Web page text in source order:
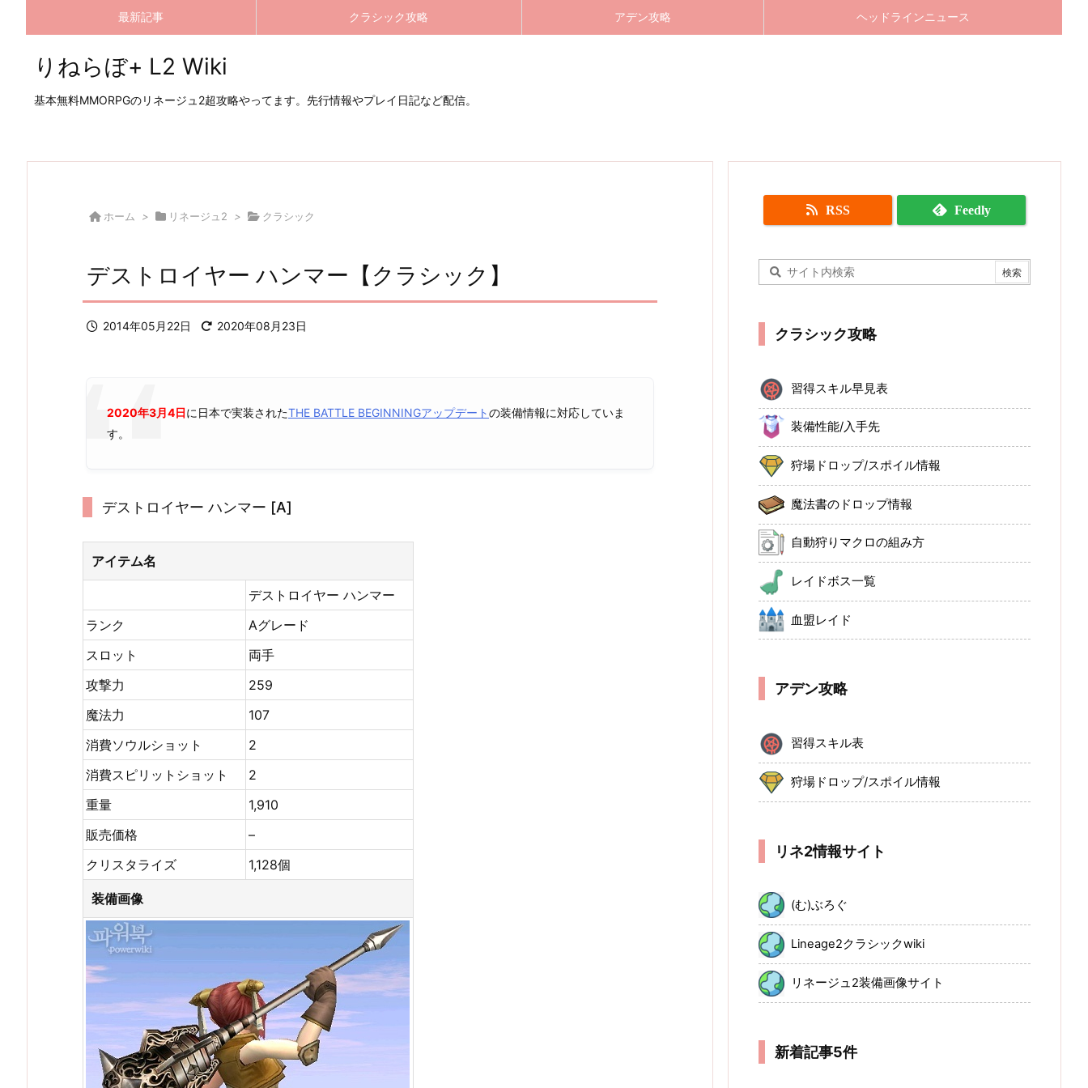
最新記事 クラシック攻略 アデン攻略 ヘッドラインニュース
りねらぼ+ L2 Wiki
基本無料MMORPGのリネージュ2超攻略やってます。先行情報やプレイ日記など配信。
ホーム > リネージュ2 > クラシック
デストロイヤー ハンマー【クラシック】
2014年05月22日 2020年08月23日
2020年3月4日に日本で実装されたTHE BATTLE BEGINNINGアップデートの装備情報に対応していま
す。
デストロイヤー ハンマー [A]
アイテム名
デストロイヤー ハンマー
ランク
Aグレード
スロット
両手
攻撃力
259
魔法力
107
消費ソウルショット
2
消費スピリットショット
2
重量
1,910
販売価格
–
クリスタライズ
1,128個
装備画像
RSS Feedly
クラシック攻略
習得スキル早見表
装備性能/入手先
狩場ドロップ/スポイル情報
魔法書のドロップ情報
自動狩りマクロの組み方
レイドボス一覧
血盟レイド
アデン攻略
習得スキル表
狩場ドロップ/スポイル情報
リネ2情報サイト
(む)ぶろぐ
Lineage2クラシックwiki
リネージュ2装備画像サイト
新着記事5件